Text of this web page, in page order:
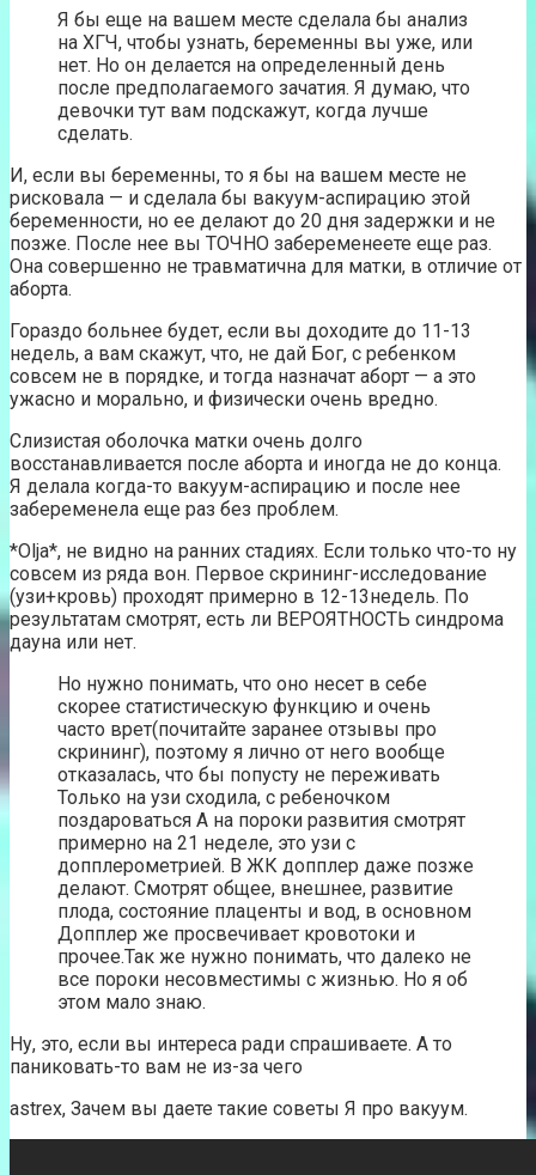
Я бы еще на вашем месте сделала бы анализ
на ХГЧ, чтобы узнать, беременны вы уже, или
нет. Но он делается на определенный день
после предполагаемого зачатия. Я думаю, что
девочки тут вам подскажут, когда лучше
сделать.
И, если вы беременны, то я бы на вашем месте не
рисковала — и сделала бы вакуум-аспирацию этой
беременности, но ее делают до 20 дня задержки и не
позже. После нее вы ТОЧНО забеременеете еще раз.
Она совершенно не травматична для матки, в отличие от
аборта.
Гораздо больнее будет, если вы доходите до 11-13
недель, а вам скажут, что, не дай Бог, с ребенком
совсем не в порядке, и тогда назначат аборт — а это
ужасно и морально, и физически очень вредно.
Слизистая оболочка матки очень долго
восстанавливается после аборта и иногда не до конца.
Я делала когда-то вакуум-аспирацию и после нее
забеременела еще раз без проблем.
*Olja*, не видно на ранних стадиях. Если только что-то ну
совсем из ряда вон. Первое скрининг-исследование
(узи+кровь) проходят примерно в 12-13недель. По
результатам смотрят, есть ли ВЕРОЯТНОСТЬ синдрома
дауна или нет.
Но нужно понимать, что оно несет в себе
скорее статистическую функцию и очень
часто врет(почитайте заранее отзывы про
скрининг), поэтому я лично от него вообще
отказалась, что бы попусту не переживать
Только на узи сходила, с ребеночком
поздароваться А на пороки развития смотрят
примерно на 21 неделе, это узи с
допплерометрией. В ЖК допплер даже позже
делают. Смотрят общее, внешнее, развитие
плода, состояние плаценты и вод, в основном
Допплер же просвечивает кровотоки и
прочее.Так же нужно понимать, что далеко не
все пороки несовместимы с жизнью. Но я об
этом мало знаю.
Ну, это, если вы интереса ради спрашиваете. А то
паниковать-то вам не из-за чего
astrex, Зачем вы даете такие советы Я про вакуум.